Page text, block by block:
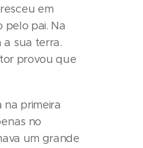
em
pelo pai. Na
a sua terra.
provou que
na primeira
no
um grande